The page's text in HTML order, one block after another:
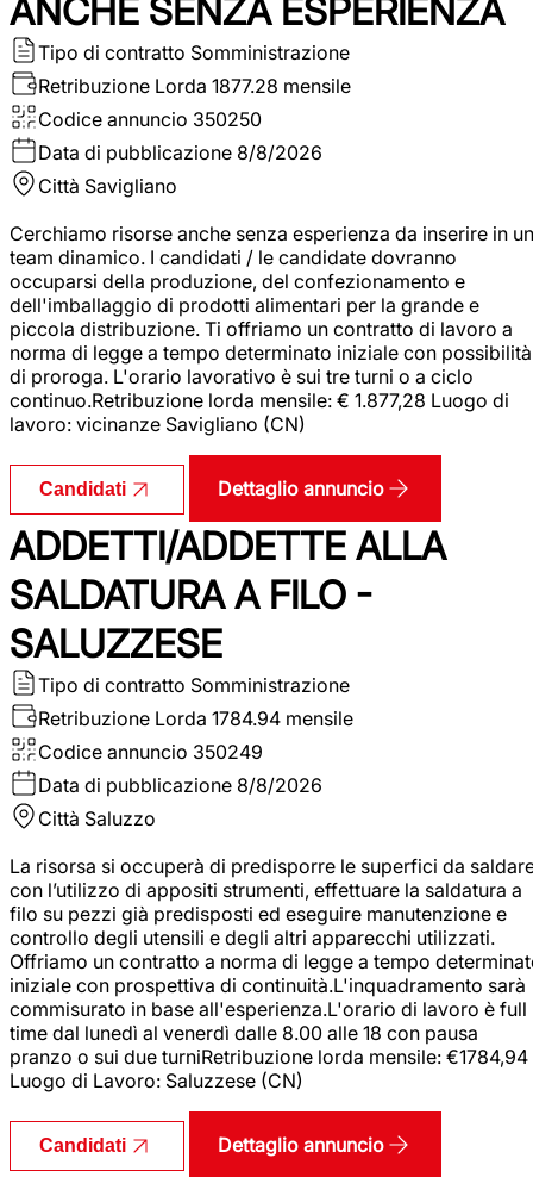
ANCHE SENZA ESPERIENZA
Tipo di contratto Somministrazione
Retribuzione Lorda 1877.28 mensile
Codice annuncio 350250
Data di pubblicazione 8/8/2026
Città Savigliano
Cerchiamo risorse anche senza esperienza da inserire in un
team dinamico. I candidati / le candidate dovranno
occuparsi della produzione, del confezionamento e
dell'imballaggio di prodotti alimentari per la grande e
piccola distribuzione. Ti offriamo un contratto di lavoro a
norma di legge a tempo determinato iniziale con possibilità
di proroga. L'orario lavorativo è sui tre turni o a ciclo
continuo.Retribuzione lorda mensile: € 1.877,28 Luogo di
lavoro: vicinanze Savigliano (CN)
Candidati Dettaglio annuncio
ADDETTI/ADDETTE ALLA
SALDATURA A FILO -
SALUZZESE
Tipo di contratto Somministrazione
Retribuzione Lorda 1784.94 mensile
Codice annuncio 350249
Data di pubblicazione 8/8/2026
Città Saluzzo
La risorsa si occuperà di predisporre le superfici da
con l’utilizzo di appositi strumenti, effettuare la saldatura a
filo su pezzi già predisposti ed eseguire manutenzione e
controllo degli utensili e degli altri apparecchi utilizzati.
Offriamo un contratto a norma di legge a tempo
iniziale con prospettiva di continuità.L'inquadramento sarà
commisurato in base all'esperienza.L'orario di lavoro è full
time dal lunedì al venerdì dalle 8.00 alle 18 con pausa
pranzo o sui due turniRetribuzione lorda mensile: €1784,94
Luogo di Lavoro: Saluzzese (CN)
Candidati Dettaglio annuncio